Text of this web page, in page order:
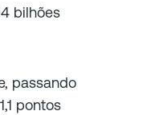
bilhões
passando
pontos